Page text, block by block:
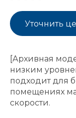
Уточнить
[Архивная
низким
подходит для
помещениях
скорости.